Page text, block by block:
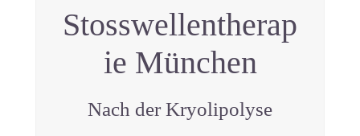
Stosswellentherap
ie München
Nach der Kryolipolyse